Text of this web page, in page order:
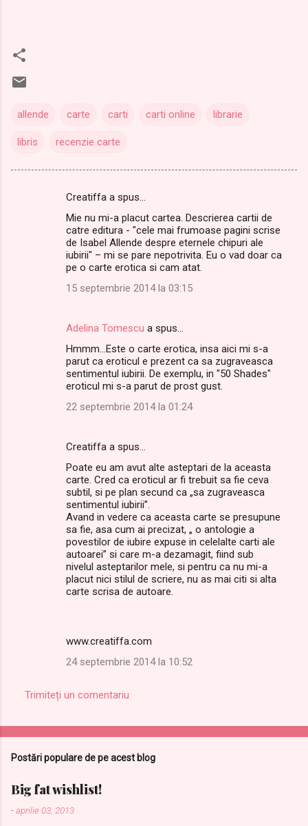
allende carte carti carti online librarie
libris recenzie carte
Creatiffa a spus…
Mie nu mi-a placut cartea. Descrierea cartii de
catre editura - "cele mai frumoase pagini scrise
de Isabel Allende despre eternele chipuri ale
iubirii" – mi se pare nepotrivita. Eu o vad doar ca
pe o carte erotica si cam atat.
15 septembrie 2014 la 03:15
Adelina Tomescu a spus…
Hmmm...Este o carte erotica, insa aici mi s-a
parut ca eroticul e prezent ca sa zugraveasca
sentimentul iubirii. De exemplu, in "50 Shades"
eroticul mi s-a parut de prost gust.
22 septembrie 2014 la 01:24
Creatiffa a spus…
Poate eu am avut alte asteptari de la aceasta
carte. Cred ca eroticul ar fi trebuit sa fie ceva
subtil, si pe plan secund ca „sa zugraveasca
sentimentul iubirii”.
Avand in vedere ca aceasta carte se presupune
sa fie, asa cum ai precizat, „ o antologie a
povestilor de iubire expuse in celelalte carti ale
autoarei” si care m-a dezamagit, fiind sub
nivelul asteptarilor mele, si pentru ca nu mi-a
placut nici stilul de scriere, nu as mai citi si alta
carte scrisa de autoare.
www.creatiffa.com
24 septembrie 2014 la 10:52
Trimiteți un comentariu
Postări populare de pe acest blog
Big fat wishlist!
-aprilie 03, 2013